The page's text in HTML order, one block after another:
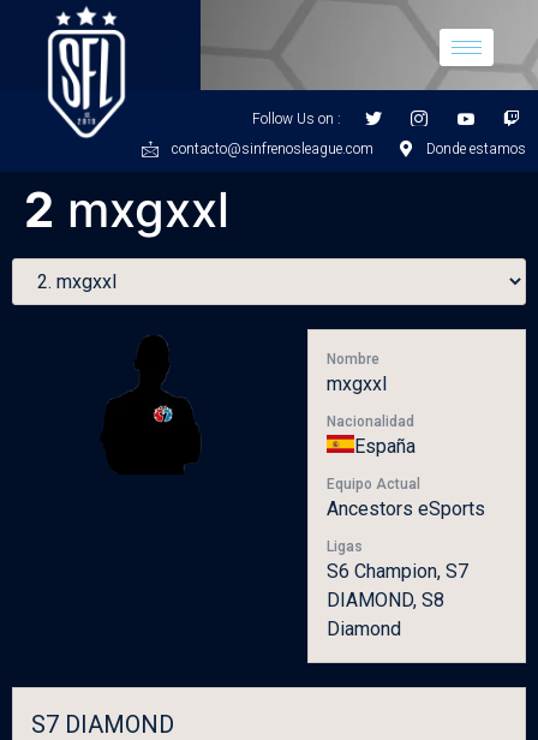
Follow Us on :
contacto@sinfrenosleague.com
Donde estamos
2 mxgxxl
Nombre
mxgxxl
Nacionalidad
España
Equipo Actual
Ancestors eSports
Ligas
S6 Champion, S7
DIAMOND, S8
Diamond
S7 DIAMOND